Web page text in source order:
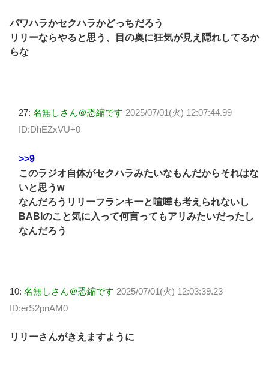
パワハラかセクハラかどっちだろう
リリーならやると思う、目の奥に狂気が見え隠れしてるか
らな
27: 名無しさん＠恐縮です 2025/07/01(火) 12:07:44.99
ID:DhEZxVU+0
>>9
このラジオ自体がセクハラみたいなもんだからそれはな
いと思うw
なんだろうリリーフランキーと喧嘩も考えられないし
BABIのこと気に入って何言ってもアリみたいだったし
なんだろう
10: 名無しさん＠恐縮です 2025/07/01(火) 12:03:39.23
ID:erS2pnAM0
リリーさんがきえますように